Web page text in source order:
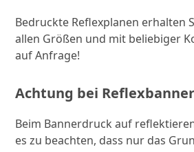
Bedruckte Reflexplanen erhalten
allen Größen und mit beliebiger
auf Anfrage!
Achtung bei
Beim Bannerdruck auf
es zu beachten, dass nur das